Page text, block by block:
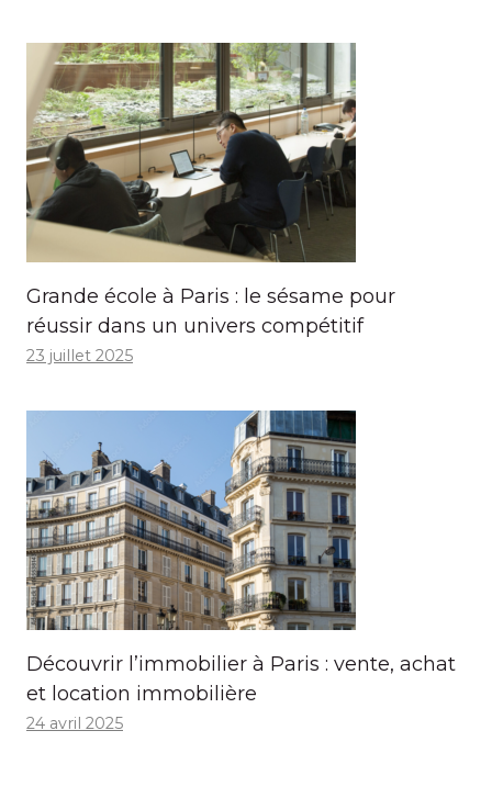
Grande école à Paris : le sésame pour
réussir dans un univers compétitif
23 juillet 2025
Découvrir l’immobilier à Paris : vente, achat
et location immobilière
24 avril 2025